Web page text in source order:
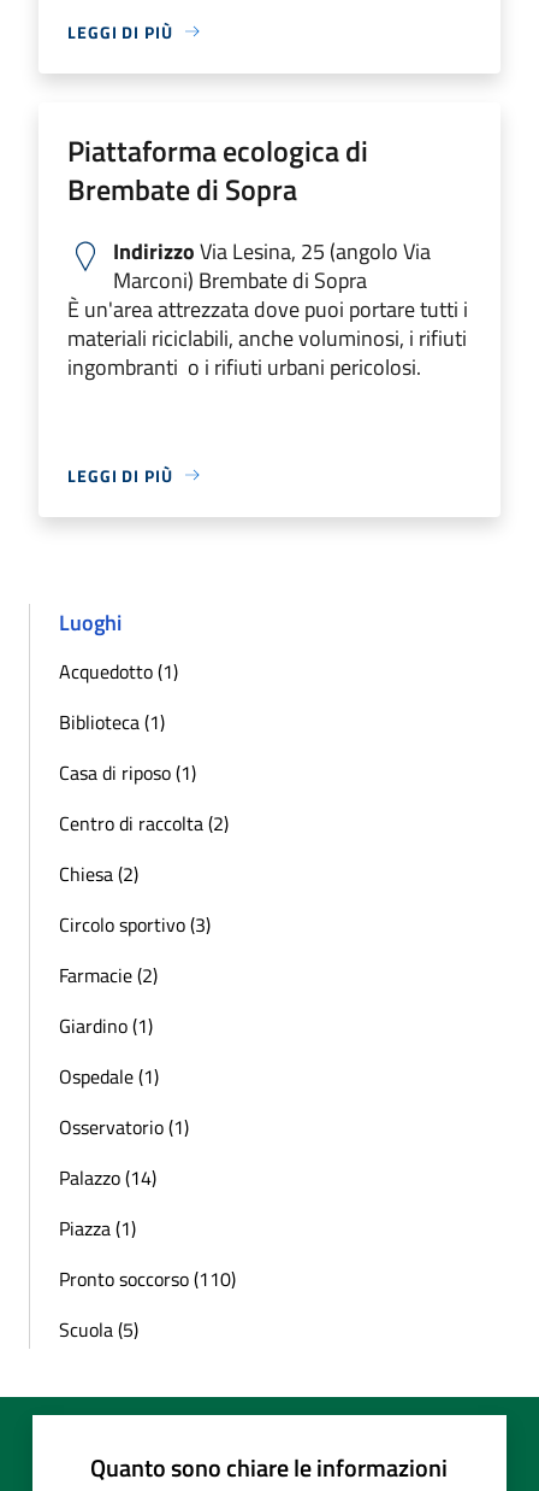
LEGGI DI PIÙ
Piattaforma ecologica di
Brembate di Sopra
IndirizzoVia Lesina, 25 (angolo Via
Marconi) Brembate di Sopra
È un'area attrezzata dove puoi portare tutti i
materiali riciclabili, anche voluminosi, i rifiuti
ingombranti o i rifiuti urbani pericolosi.
LEGGI DI PIÙ
Luoghi
Acquedotto (1)
Biblioteca (1)
Casa di riposo (1)
Centro di raccolta (2)
Chiesa (2)
Circolo sportivo (3)
Farmacie (2)
Giardino (1)
Ospedale (1)
Osservatorio (1)
Palazzo (14)
Piazza (1)
Pronto soccorso (110)
Scuola (5)
Quanto sono chiare le informazioni